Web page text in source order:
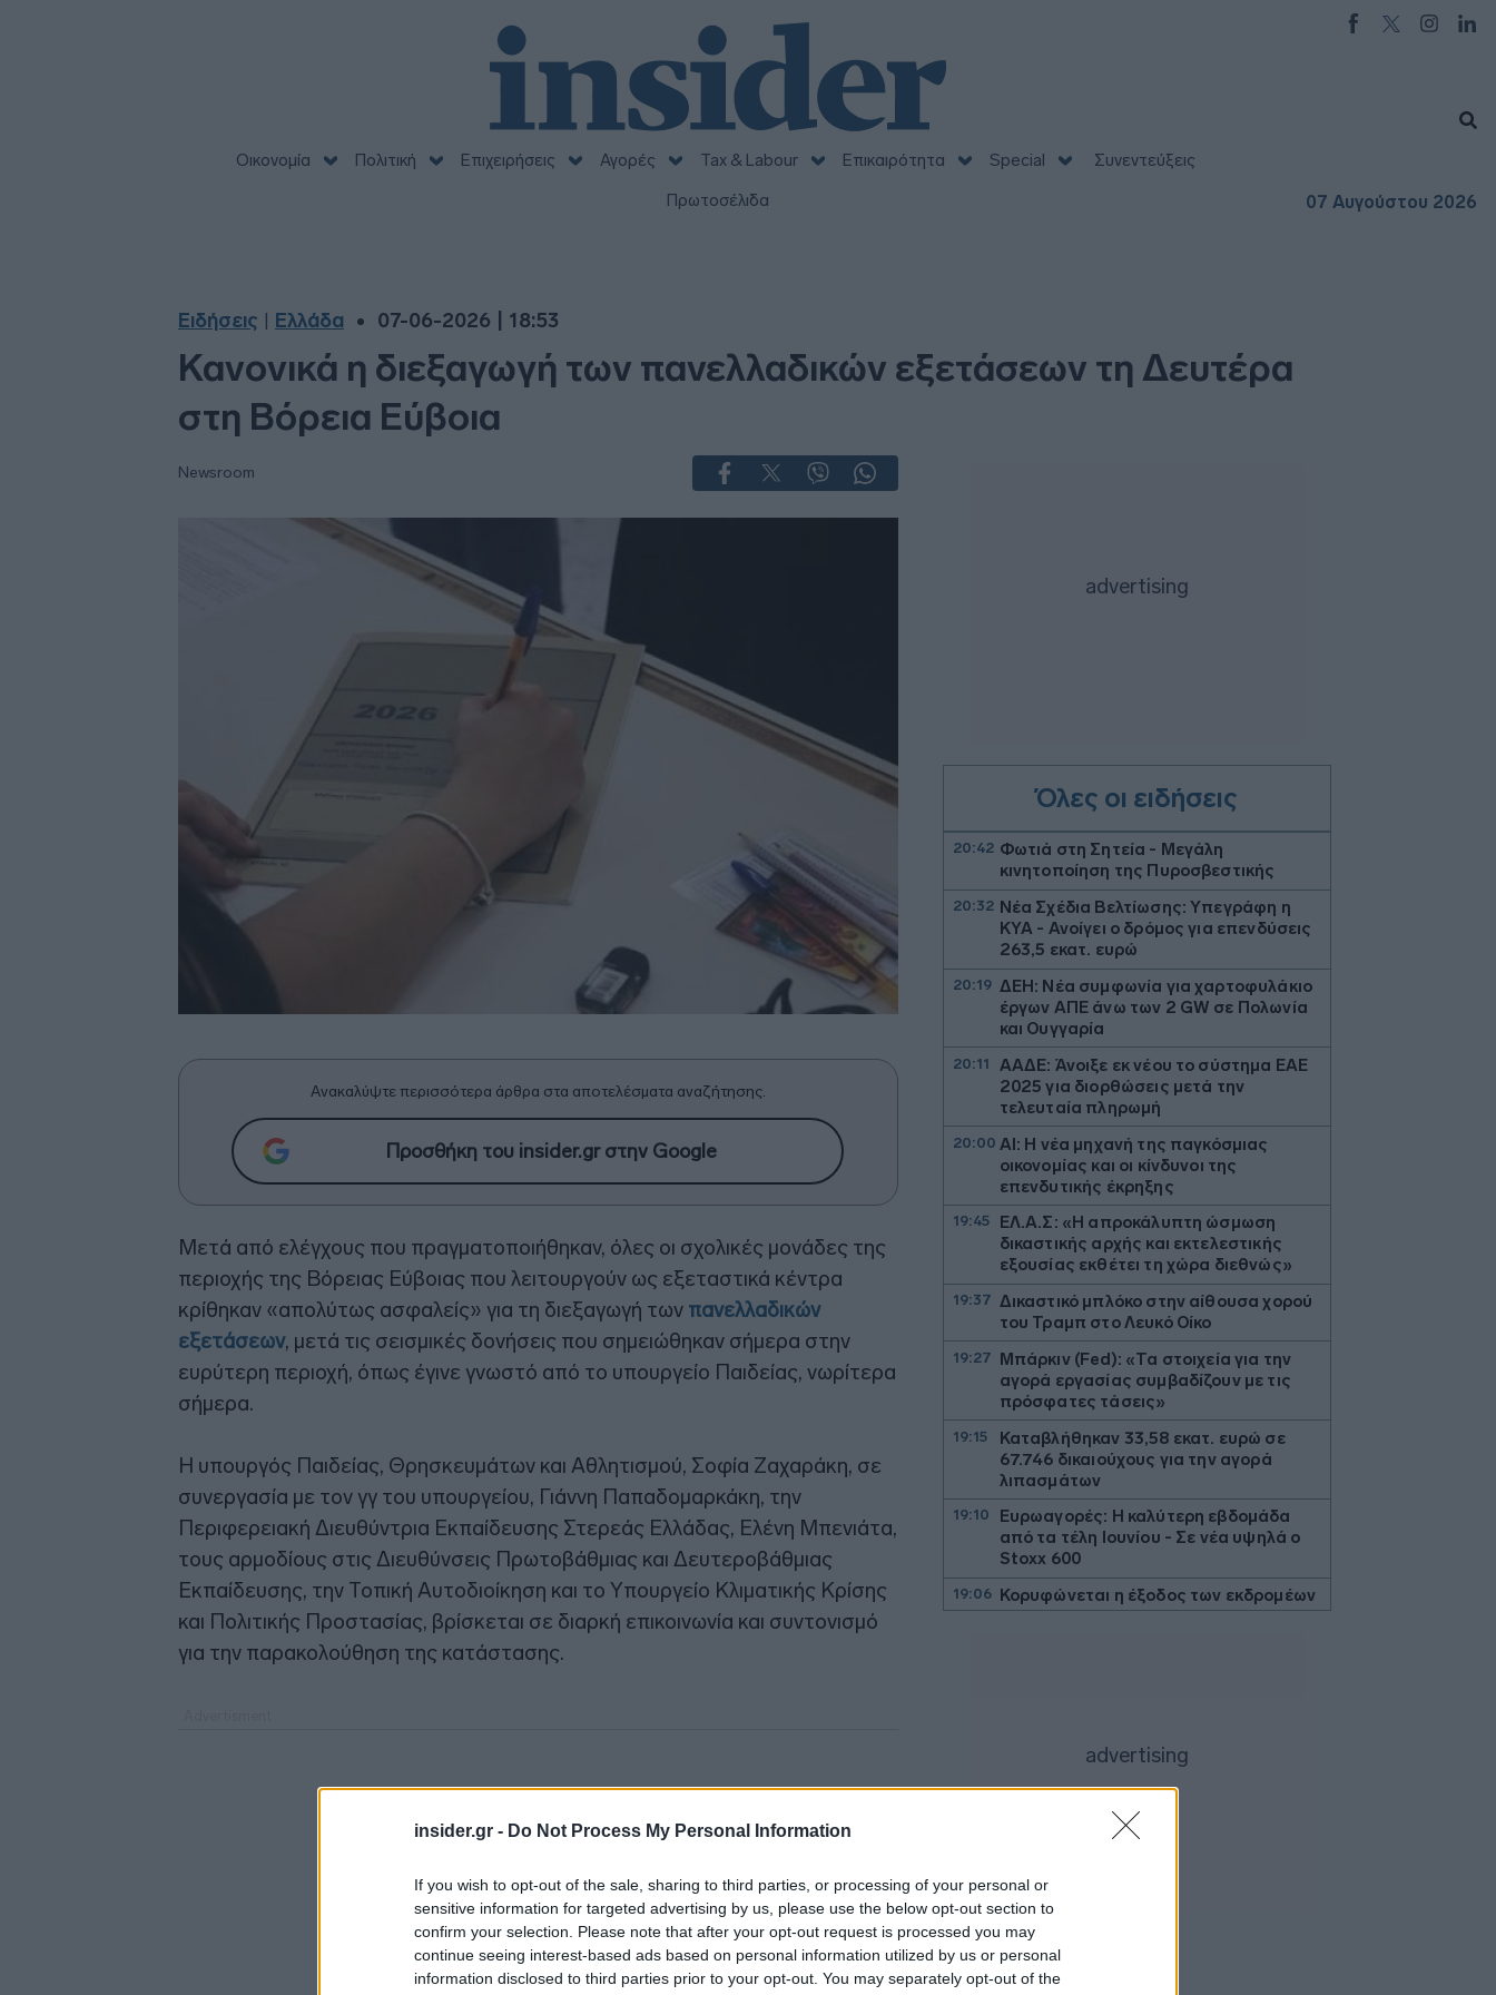
insider.gr - Do Not Process My Personal Information
If you wish to opt-out of the sale, sharing to third parties, or processing of your personal or
sensitive information for targeted advertising by us, please use the below opt-out section to
confirm your selection. Please note that after your opt-out request is processed you may
continue seeing interest-based ads based on personal information utilized by us or personal
information disclosed to third parties prior to your opt-out. You may separately opt-out of the
Οικονομία Πολιτική Επιχειρήσεις Αγορές Tax & Labour Επικαιρότητα Special
Συνεντεύξεις
Πρωτοσέλιδα
07 Αυγούστου 2026
Ειδήσεις Ελλάδα 07-06-2026 | 18:53
Κανονικά η διεξαγωγή των πανελλαδικών εξετάσεων τη Δευτέρα
στη Βόρεια Εύβοια
Newsroom
Ανακαλύψτε περισσότερα άρθρα στα αποτελέσματα αναζήτησης.
Προσθήκη του insider.gr στην Google
Μετά από ελέγχους που πραγματοποιήθηκαν, όλες οι σχολικές μονάδες της
περιοχής της Βόρειας Εύβοιας που λειτουργούν ως εξεταστικά κέντρα
κρίθηκαν «απολύτως ασφαλείς» για τη διεξαγωγή των πανελλαδικών
εξετάσεων, μετά τις σεισμικές δονήσεις που σημειώθηκαν σήμερα στην
ευρύτερη περιοχή, όπως έγινε γνωστό από το υπουργείο Παιδείας, νωρίτερα
σήμερα.
Η υπουργός Παιδείας, Θρησκευμάτων και Αθλητισμού, Σοφία Ζαχαράκη, σε
συνεργασία με τον γγ του υπουργείου, Γιάννη Παπαδομαρκάκη, την
Περιφερειακή Διευθύντρια Εκπαίδευσης Στερεάς Ελλάδας, Ελένη Μπενιάτα,
τους αρμοδίους στις Διευθύνσεις Πρωτοβάθμιας και Δευτεροβάθμιας
Εκπαίδευσης, την Τοπική Αυτοδιοίκηση και το Υπουργείο Κλιματικής Κρίσης
και Πολιτικής Προστασίας, βρίσκεται σε διαρκή επικοινωνία και συντονισμό
για την παρακολούθηση της κατάστασης.
Όλες οι ειδήσεις
20:42 Φωτιά στη Σητεία - Μεγάλη
κινητοποίηση της Πυροσβεστικής
20:32 Νέα Σχέδια Βελτίωσης: Υπεγράφη η
ΚΥΑ - Ανοίγει ο δρόμος για επενδύσεις
263,5 εκατ. ευρώ
20:19 ΔΕΗ: Νέα συμφωνία για χαρτοφυλάκιο
έργων ΑΠΕ άνω των 2 GW σε Πολωνία
και Ουγγαρία
20:11
ΑΑΔΕ: Άνοιξε εκ νέου το σύστημα ΕΑΕ
2025 για διορθώσεις μετά την
τελευταία πληρωμή
20:00 AI: Η νέα μηχανή της παγκόσμιας
οικονομίας και οι κίνδυνοι της
επενδυτικής έκρηξης
19:45
ΕΛ.Α.Σ: «Η απροκάλυπτη ώσμωση
δικαστικής αρχής και εκτελεστικής
εξουσίας εκθέτει τη χώρα διεθνώς»
19:37 Δικαστικό μπλόκο στην αίθουσα χορού
του Τραμπ στο Λευκό Οίκο
19:27 Μπάρκιν (Fed): «Τα στοιχεία για την
αγορά εργασίας συμβαδίζουν με τις
πρόσφατες τάσεις»
19:15
Καταβλήθηκαν 33,58 εκατ. ευρώ σε
67.746 δικαιούχους για την αγορά
λιπασμάτων
19:10
Ευρωαγορές: Η καλύτερη εβδομάδα
από τα τέλη Ιουνίου - Σε νέα υψηλά ο
Stoxx 600
19:06 Κορυφώνεται η έξοδος των εκδρομέων
- Στο 100% η πληρότητα σε πολλά
Flexopack: Στα 6,49 εκατ. ευρώ το
stock options
Θεσσαλονίκη: Οι αλλαγές στις
18:23 Μπήτρος: Τροποποιήθηκε η συμφωνία
εξυγίανσης θυγατρικής
Ρωσικές επιθέσεις σε πετρελαϊκές
εγκαταστάσεις της Naftogaz στο